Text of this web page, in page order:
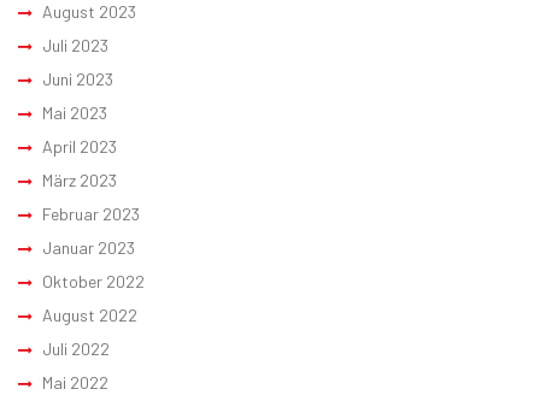
August 2023
Juli 2023
Juni 2023
Mai 2023
April 2023
März 2023
Februar 2023
Januar 2023
Oktober 2022
August 2022
Juli 2022
Mai 2022